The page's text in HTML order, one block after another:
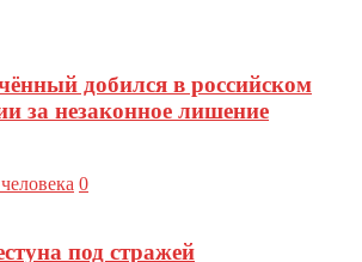
добился в российском
за незаконное лишение
0
под стражей